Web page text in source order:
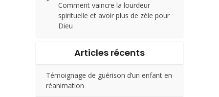
Comment vaincre la lourdeur
spirituelle et avoir plus de zèle pour
Dieu
Articles récents
Témoignage de guérison d’un enfant en
réanimation